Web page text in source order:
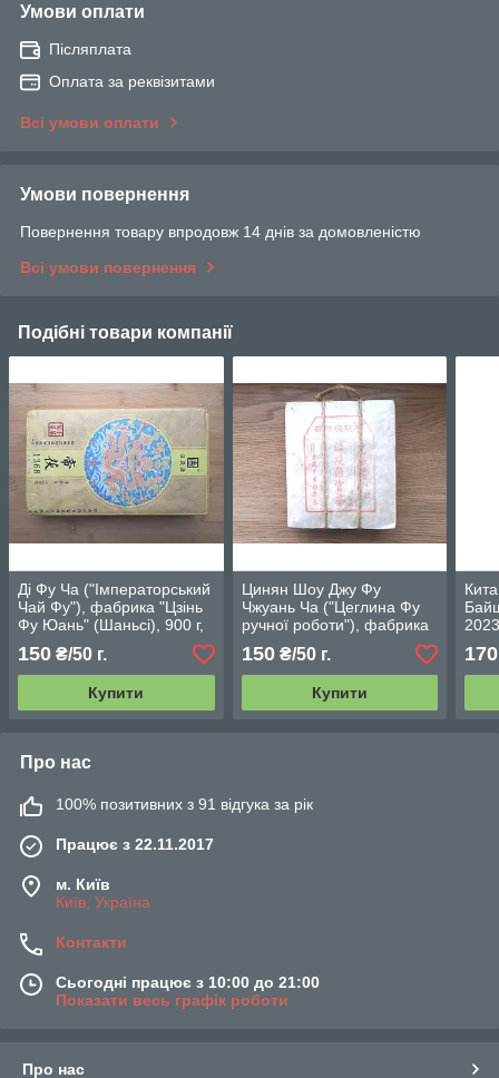
Умови оплати
Післяплата
Оплата за реквізитами
Всі умови оплати
Умови повернення
Повернення товару впродовж 14 днів за домовленістю
Всі умови повернення
Подібні товари компанії
Ді Фу Ча ("Імператорський
Чай Фу"), фабрика "Цзінь
Фу Юань" (Шаньсі), 900 г,
2020 р
150 ₴/50 г.
Купити
Цинян Шоу Джу Фу
Чжуань Ча ("Цеглина Фу
ручної роботи"), фабрика
"Цзінь Фу Юань" (Шаньсі),
450 г, 2016 р
150₴/50 г.
Купити
170
Про нас
100% позитивних з 91 відгука за рік
Працює з 22.11.2017
м. Київ
Київ, Україна
Контакти
Сьогодні працює з 10:00 до 21:00
Показати весь графік роботи
Про нас